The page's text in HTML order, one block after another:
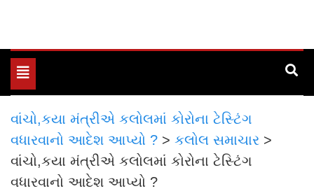
Toggle
navigation
વાંચો,કયા મંત્રીએ કલોલમાં કોરોના ટેસ્ટિંગ
વધારવાનો આદેશ આપ્યો ? > કલોલ સમાચાર >
વાંચો,કયા મંત્રીએ કલોલમાં કોરોના ટેસ્ટિંગ
વધારવાનો આદેશ આપ્યો ?